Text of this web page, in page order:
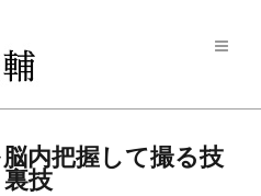
内把握して撮る技
技